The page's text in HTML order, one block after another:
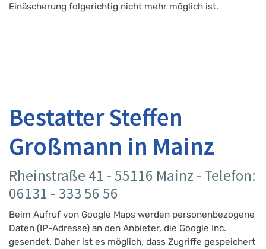
Einäscherung folgerichtig nicht mehr möglich ist.
Bestatter Steffen
Großmann in Mainz
Rheinstraße 41 - 55116 Mainz - Telefon:
06131 - 333 56 56
Beim Aufruf von Google Maps werden personenbezogene
Daten (IP-Adresse) an den Anbieter, die Google Inc.
gesendet. Daher ist es möglich, dass Zugriffe gespeichert